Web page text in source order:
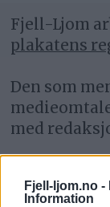
Fjell-ljom.no -
Information
Fjell-Ljom
plakatens
Den som
med
klageorgan